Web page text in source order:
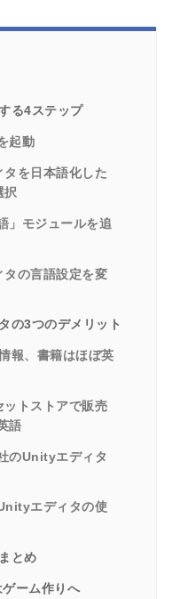
る4ステップ
起動
を日本語化した
択
」モジュールを追
の言語設定を変
の3つのデメリット
報、書籍はほぼ英
トストアで販売
語
のUnityエディタ
エディタの使
とめ
ーム作りへ